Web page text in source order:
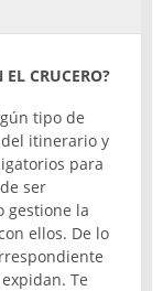
EL CRUCERO?
tipo de
itinerario y
para
ser
gestione la
ellos. De lo
Te